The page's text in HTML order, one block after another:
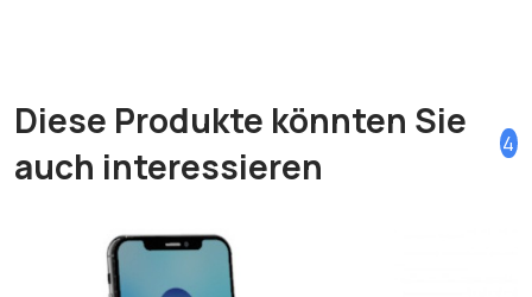
Diese Produkte könnten Sie
auch interessieren
4